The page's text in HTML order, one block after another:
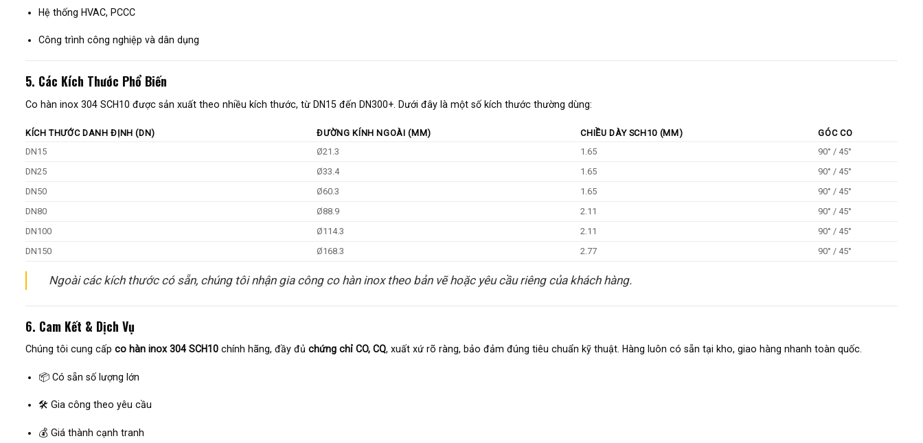
Hệ thống HVAC, PCCC
Công trình công nghiệp và dân dụng
5. Các Kích Thước Phổ Biến
Co hàn inox 304 SCH10 được sản xuất theo nhiều kích thước, từ DN15 đến DN300+. Dưới đây là một số kích thước thường dùng:
KÍCH THƯỚC DANH ĐỊNH (DN) ĐƯỜNG KÍNH NGOÀI (MM) CHIỀU DÀY SCH10 (MM)
GÓC CO
DN15
Ø21.3 1.65
90° / 45°
DN25
Ø33.4 1.65
90° / 45°
DN50
Ø60.3 1.65
90° / 45°
DN80
Ø88.9 2.11
90° / 45°
DN100
Ø114.3 2.11
90° / 45°
DN150
Ø168.3 2.77 90° / 45°
Ngoài các kích thước có sẵn, chúng tôi nhận gia công co hàn inox theo bản vẽ hoặc yêu cầu riêng của khách hàng.
6. Cam Kết & Dịch Vụ
Chúng tôi cung cấp co hàn inox 304 SCH10 chính hãng, đầy đủ chứng chỉ CO, CQ, xuất xứ rõ ràng, bảo đảm đúng tiêu chuẩn kỹ thuật. Hàng luôn có sẵn tại kho, giao hàng nhanh toàn quốc.
📦 Có sẵn số lượng lớn
🛠️ Gia công theo yêu cầu
💰 Giá thành cạnh tranh